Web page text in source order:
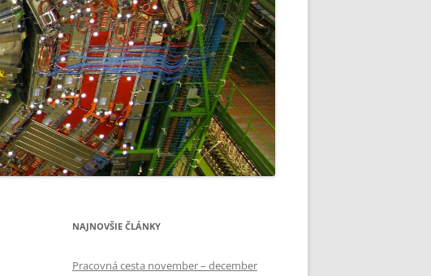
NAJNOVŠIE ČLÁNKY
Pracovná cesta november – december